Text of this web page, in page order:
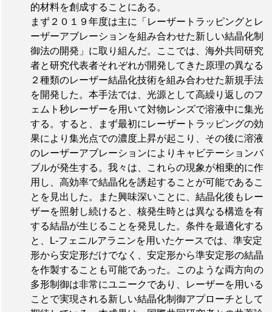
的材料を創成することにある。
まず２０１９年度は主に「レーザートラッピングとレ
ーザーアブレーションを組み合わせた新しい結晶化制
御法の開発」に取り組んだ。ここでは、海外共同研究
者と研究代表者それぞれが開発してきた原理の異なる
２種類のレーザー結晶化技術を組み合わせた新規手法
を開発した。本手法では、光源として高繰り返しのフ
ェムト秒レーザーを用いて対物レンズで溶液中に集光
する。すると、まず最初にレーザートラッピングの効
果により集光点での濃度上昇が起こり、その後に溶液
のレーザーアブレーションによりキャビテーションバ
ブルが発生する。我々は、これらの現象が相乗的に作
用し、高効率で結晶化を誘起することが可能であるこ
とを見出した。また興味深いことに、結晶化後もレー
ザーを照射し続けると、核発生時とは異なる構造を有
する結晶が生じることを発見した。条件を最適化する
と、L-フェニルアラニンを用いたケースでは、準安定
形から安定形だけでなく、安定形から準安定形の結晶
を作製することも可能であった。このような両方向の
多形制御は非常にユニークであり、レーザーを用いる
ことで実現される新しい結晶化制御アプローチとして